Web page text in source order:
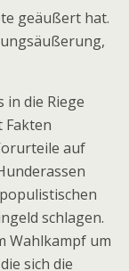
geäußert hat.
die Riege
Fakten
auf
schlagen.
Wahlkampf um
sich die